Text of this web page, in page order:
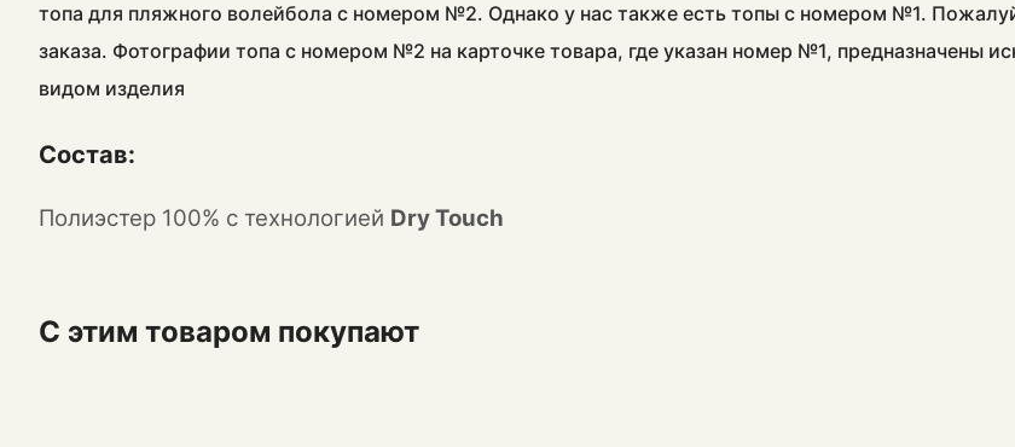
топа для пляжного волейбола с номером №2. Однако у нас также есть топы с номером №1.
заказа. Фотографии топа с номером №2 на карточке товара, где указан номер №1, предназначены
видом изделия
Состав:
Полиэстер 100% с технологией Dry Touch
С этим товаром покупают